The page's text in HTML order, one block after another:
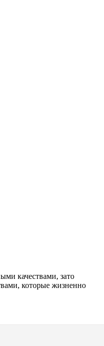
качествами, зато
которые жизненно